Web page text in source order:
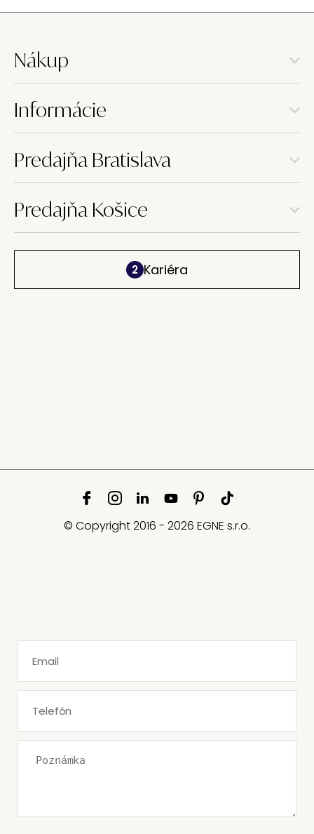
Nákup
Informácie
Predajňa Bratislava
Predajňa Košice
2 Kariéra
© Copyright 2016 - 2026 EGNE s.r.o.